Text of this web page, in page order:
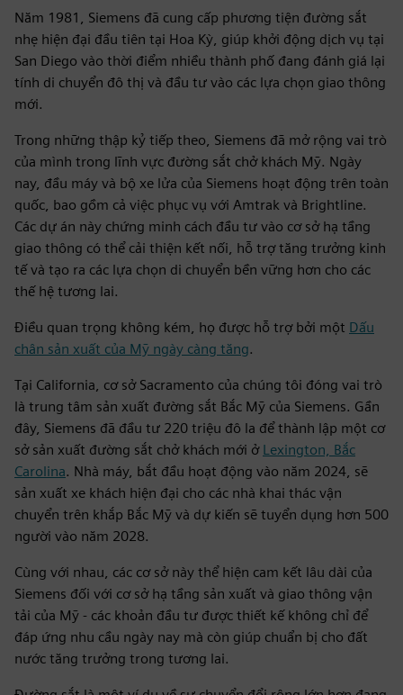
Năm 1981, Siemens đã cung cấp phương tiện đường sắt
nhẹ hiện đại đầu tiên tại Hoa Kỳ, giúp khởi động dịch vụ tại
San Diego vào thời điểm nhiều thành phố đang đánh giá lại
tính di chuyển đô thị và đầu tư vào các lựa chọn giao thông
mới.
Trong những thập kỷ tiếp theo, Siemens đã mở rộng vai trò
của mình trong lĩnh vực đường sắt chở khách Mỹ. Ngày
nay, đầu máy và bộ xe lửa của Siemens hoạt động trên toàn
quốc, bao gồm cả việc phục vụ với Amtrak và Brightline.
Các dự án này chứng minh cách đầu tư vào cơ sở hạ tầng
giao thông có thể cải thiện kết nối, hỗ trợ tăng trưởng kinh
tế và tạo ra các lựa chọn di chuyển bền vững hơn cho các
thế hệ tương lai.
Điều quan trọng không kém, họ được hỗ trợ bởi một Dấu
chân sản xuất của Mỹ ngày càng tăng.
Tại California, cơ sở Sacramento của chúng tôi đóng vai trò
là trung tâm sản xuất đường sắt Bắc Mỹ của Siemens. Gần
đây, Siemens đã đầu tư 220 triệu đô la để thành lập một cơ
sở sản xuất đường sắt chở khách mới ở Lexington, Bắc
Carolina. Nhà máy, bắt đầu hoạt động vào năm 2024, sẽ
sản xuất xe khách hiện đại cho các nhà khai thác vận
chuyển trên khắp Bắc Mỹ và dự kiến sẽ tuyển dụng hơn 500
người vào năm 2028.
Cùng với nhau, các cơ sở này thể hiện cam kết lâu dài của
Siemens đối với cơ sở hạ tầng sản xuất và giao thông vận
tải của Mỹ - các khoản đầu tư được thiết kế không chỉ để
đáp ứng nhu cầu ngày nay mà còn giúp chuẩn bị cho đất
nước tăng trưởng trong tương lai.